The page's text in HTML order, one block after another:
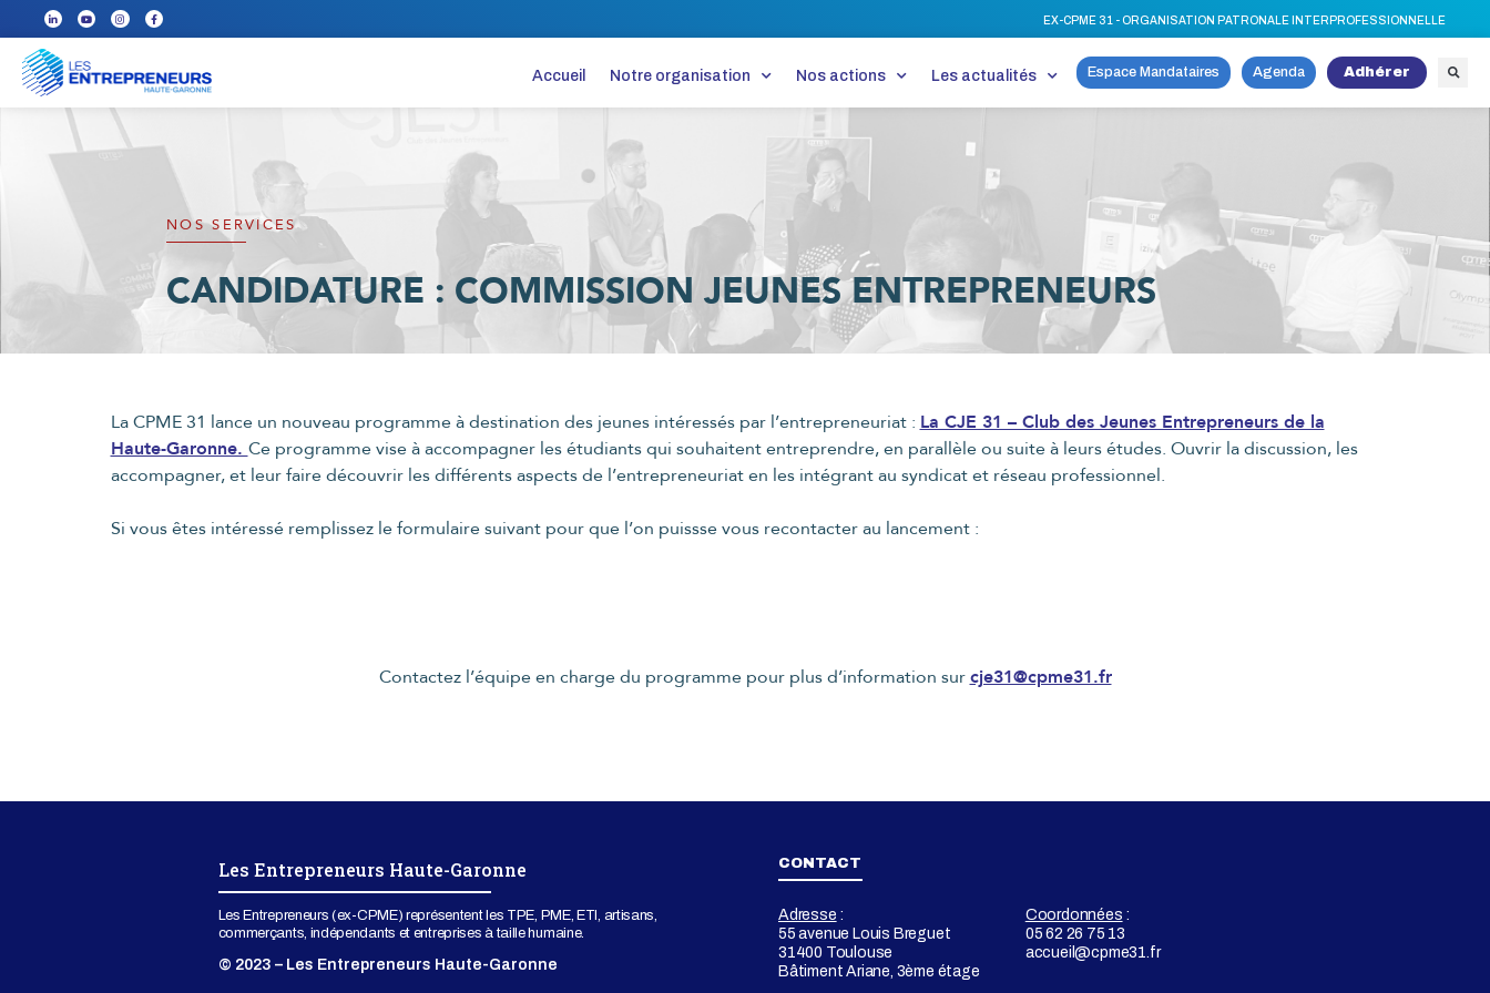
EX-CPME 31 - ORGANISATION PATRONALE INTERPROFESSIONNELLE
Accueil Notre organisation Nos actions Les actualités Espace Mandataires Agenda Adhérer
NOS SERVICES
CANDIDATURE : COMMISSION JEUNES ENTREPRENEURS
La CPME 31 lance un nouveau programme à destination des jeunes intéressés par l’entrepreneuriat : La CJE 31 – Club des Jeunes Entrepreneurs de la
Haute-Garonne. Ce programme vise à accompagner les étudiants qui souhaitent entreprendre, en parallèle ou suite à leurs études. Ouvrir la discussion, les
accompagner, et leur faire découvrir les différents aspects de l’entrepreneuriat en les intégrant au syndicat et réseau professionnel.
Si vous êtes intéressé remplissez le formulaire suivant pour que l’on puissse vous recontacter au lancement :
Contactez l’équipe en charge du programme pour plus d’information surcje31@cpme31.fr
Les Entrepreneurs Haute-Garonne
Les Entrepreneurs (ex-CPME) représentent les TPE, PME, ETI, artisans,
commerçants, indépendants et entreprises à taille humaine.
© 2023 – Les Entrepreneurs Haute-Garonne
CONTACT
Adresse :
55 avenue Louis Breguet
31400 Toulouse
Bâtiment Ariane, 3ème étage
Coordonnées :
05 62 26 75 13
accueil@cpme31.fr